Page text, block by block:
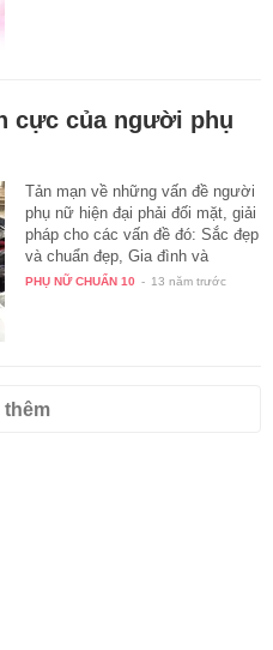
cực của người phụ
Tản mạn về những vấn đề người
phụ nữ hiện đại phải đối mặt, giải
pháp cho các vấn đề đó: Sắc đẹp
và chuẩn đẹp, Gia đình và
công…
PHỤ NỮ CHUẨN 10 - 13 năm trước
thêm